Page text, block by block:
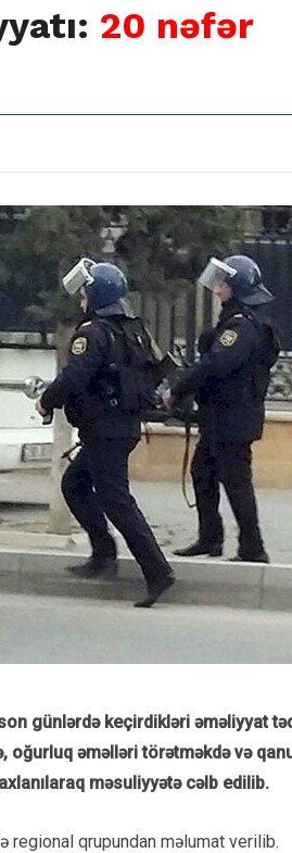
20 nəfər
günlərdə keçirdikləri əməliyyat
əməlləri törətməkdə və
məsuliyyətə cəlb edilib.
regional qrupundan məlumat verilib.